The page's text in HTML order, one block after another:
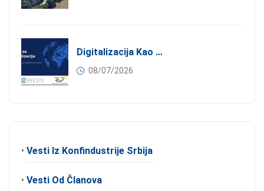
Digitalizacija Kao Pokretač Internacionalizacije
08/07/2026
• Vesti Iz Konfindustrije Srbija
• Vesti Od Članova